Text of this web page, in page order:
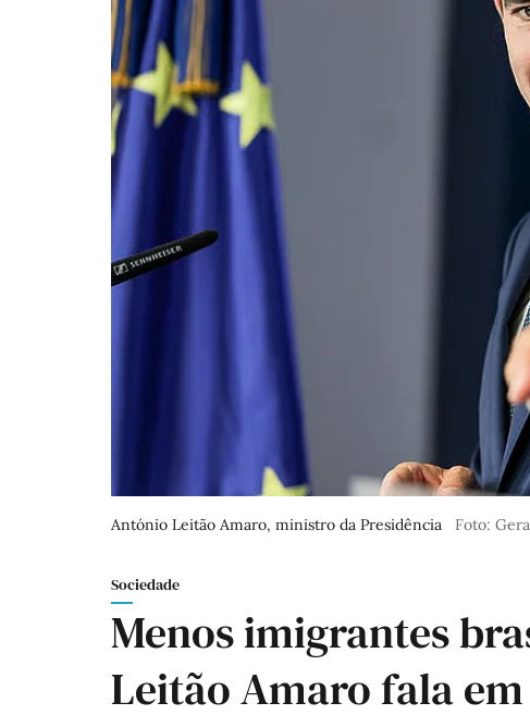
António Leitão Amaro, ministro da Presidência Foto:
Sociedade
Menos imigrantes
Leitão Amaro fala